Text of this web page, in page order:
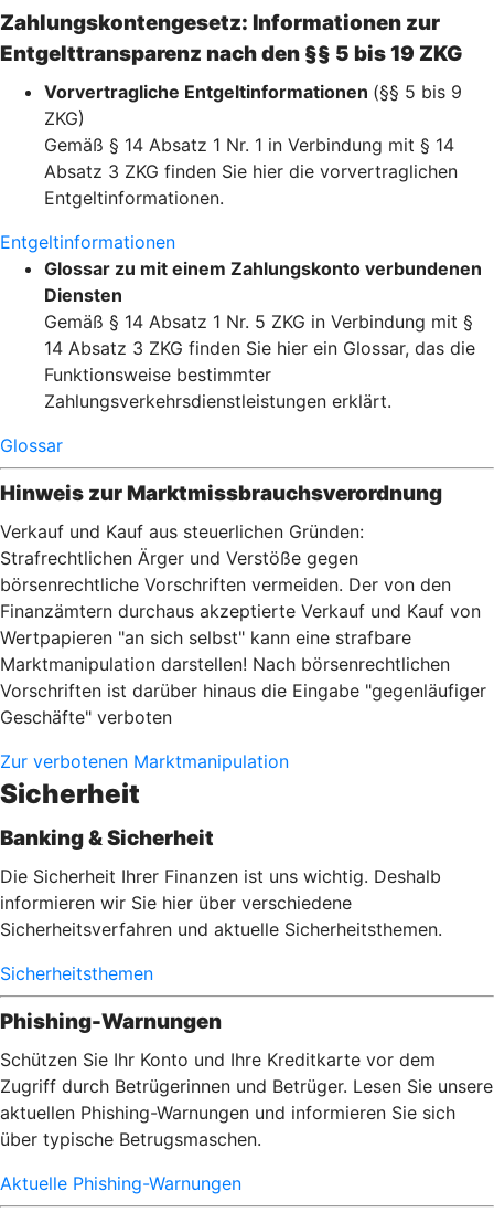
Zahlungskontengesetz: Informationen zur
Entgelttransparenz nach den §§ 5 bis 19 ZKG
Vorvertragliche Entgeltinformationen (§§ 5 bis 9
ZKG)
Gemäß § 14 Absatz 1 Nr. 1 in Verbindung mit § 14
Absatz 3 ZKG finden Sie hier die vorvertraglichen
Entgeltinformationen.
Entgeltinformationen
Glossar zu mit einem Zahlungskonto verbundenen
Diensten
Gemäß § 14 Absatz 1 Nr. 5 ZKG in Verbindung mit §
14 Absatz 3 ZKG finden Sie hier ein Glossar, das die
Funktionsweise bestimmter
Zahlungsverkehrsdienstleistungen erklärt.
Glossar
Hinweis zur Marktmissbrauchsverordnung
Verkauf und Kauf aus steuerlichen Gründen:
Strafrechtlichen Ärger und Verstöße gegen
börsenrechtliche Vorschriften vermeiden. Der von den
Finanzämtern durchaus akzeptierte Verkauf und Kauf von
Wertpapieren "an sich selbst" kann eine strafbare
Marktmanipulation darstellen! Nach börsenrechtlichen
Vorschriften ist darüber hinaus die Eingabe "gegenläufiger
Geschäfte" verboten
Zur verbotenen Marktmanipulation
Sicherheit
Banking & Sicherheit
Die Sicherheit Ihrer Finanzen ist uns wichtig. Deshalb
informieren wir Sie hier über verschiedene
Sicherheitsverfahren und aktuelle Sicherheitsthemen.
Sicherheitsthemen
Phishing-Warnungen
Schützen Sie Ihr Konto und Ihre Kreditkarte vor dem
Zugriff durch Betrügerinnen und Betrüger. Lesen Sie unsere
aktuellen Phishing-Warnungen und informieren Sie sich
über typische Betrugsmaschen.
Aktuelle Phishing-Warnungen